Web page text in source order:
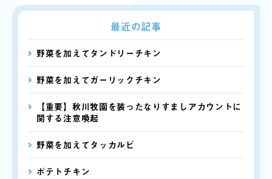
最近の記事
野菜を加えてタンドリーチキン
野菜を加えてガーリックチキン
【重要】秋川牧園を装ったなりすましアカウントに
関する注意喚起
野菜を加えてタッカルビ
ポテトチキン